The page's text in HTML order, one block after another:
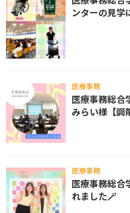
ンターの見学
医療事務
医療事務総合
みらい様【調
医療事務
医療事務総合
れました🪄